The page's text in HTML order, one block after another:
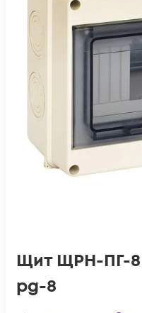
Щит ЩРН-ПГ-8
pg-8